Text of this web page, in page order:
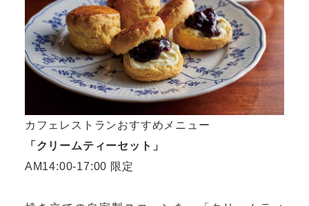
カフェレストランおすすめメニュー
「クリームティーセット」
AM14:00-17:00 限定